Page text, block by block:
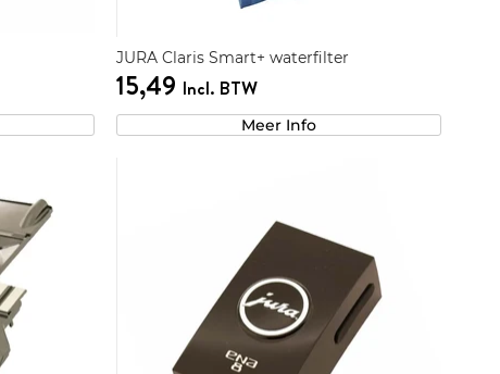
JURA Claris Smart+ waterfilter
15,49 Incl. BTW
Meer Info